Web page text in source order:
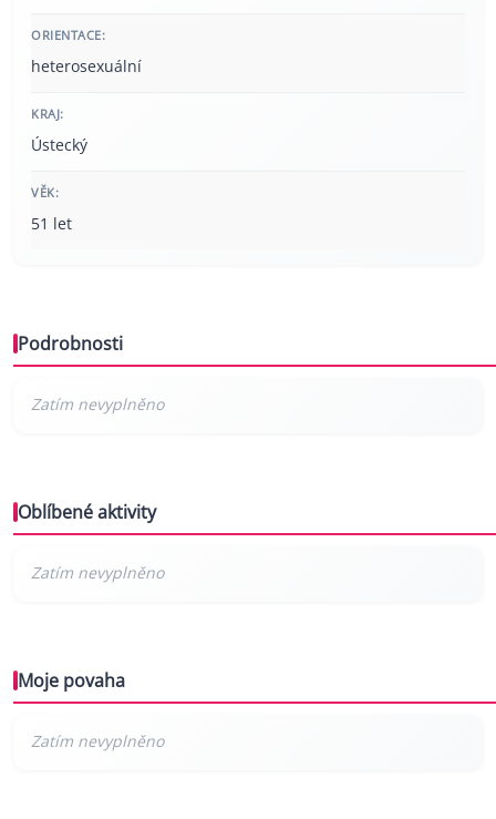
ORIENTACE:
heterosexuální
KRAJ:
Ústecký
VĚK:
51 let
Podrobnosti
Oblíbené aktivity
Moje povaha